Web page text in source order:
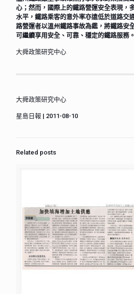
心；然而，國際上的鐵路營運安全表現，
水平，鐵路乘客的意外率亦遠低於道路交
路營運者以溫州鐵路事故為鑑，將鐵路安
可繼續享用安全、可靠、穩定的鐵路服務。
大舜政策研究中心
大舜政策研究中心
星島日報 | 2011-08-10
Related posts